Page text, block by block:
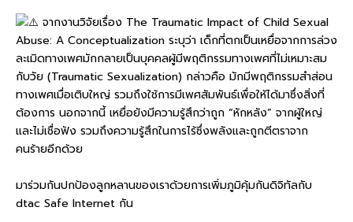
จากงานวิจัยเรื่อง The Traumatic Impact of Child Sexual
Abuse: A Conceptualization ระบุว่า เด็กที่ตกเป็นเหยื่อจากการล่วง
ละเมิดทางเพศมักกลายเป็นบุคคลผู้มีพฤติกรรมทางเพศที่ไม่เหมาะสม
กับวัย (Traumatic Sexualization) กล่าวคือ มักมีพฤติกรรมสำส่อน
ทางเพศเมื่อเติบใหญ่ รวมถึงใช้การมีเพศสัมพันธ์เพื่อให้ได้มาซึ่งสิ่งที่
ต้องการ นอกจากนี้ เหยื่อยังมีความรู้สึกว่าถูก “หักหลัง” จากผู้ใหญ่
และไม่เชื่อฟัง รวมถึงความรู้สึกในการไร้ซึ่งพลังและถูกตีตราจาก
คนร้ายอีกด้วย
มาร่วมกันปกป้องลูกหลานของเราด้วยการเพิ่มภูมิคุ้มกันดิจิทัลกับ
dtac Safe Internet กัน